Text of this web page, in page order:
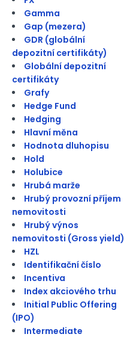
Gamma
Gap (mezera)
GDR (globální
depozitní certifikáty)
Globální depozitní
certifikáty
Grafy
Hedge Fund
Hedging
Hlavní měna
Hodnota dluhopisu
Hold
Holubice
Hrubá marže
Hrubý provozní příjem
nemovitosti
Hrubý výnos
nemovitosti (Gross yield)
HZL
Identifikační číslo
Incentiva
Index akciového trhu
Initial Public Offering
(IPO)
Intermediate